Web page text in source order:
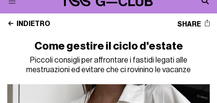
INDIETRO SHARE
Come gestire il ciclo d'estate
Piccoli consigli per affrontare i fastidi legati alle
mestruazioni ed evitare che ci rovinino le vacanze